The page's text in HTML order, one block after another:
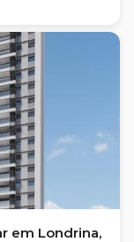
em Londrina,